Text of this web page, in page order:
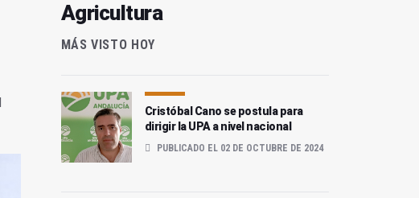
Agricultura
MÁS VISTO HOY
Cristóbal Cano se postula para
dirigir la UPA a nivel nacional
PUBLICADO EL 02 DE OCTUBRE DE 2024